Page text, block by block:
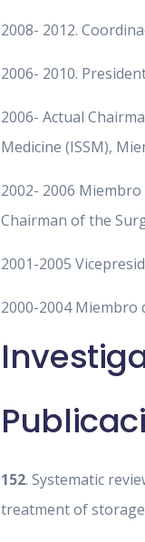
2008- 2012.
2006- 2010.
2006- Actual
Medicine (ISSM),
2002- 2006
Chairman of the
2001-2005
2000-2004 Miembro
152. Systematic
treatment of